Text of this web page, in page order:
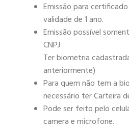
Emissão para
validade de 1 ano.
Emissão possível
CNPJ
Ter biometria
anteriormente)
Para quem não tem a
necessário ter Carteira
Pode ser feito pelo
camera e microfone.